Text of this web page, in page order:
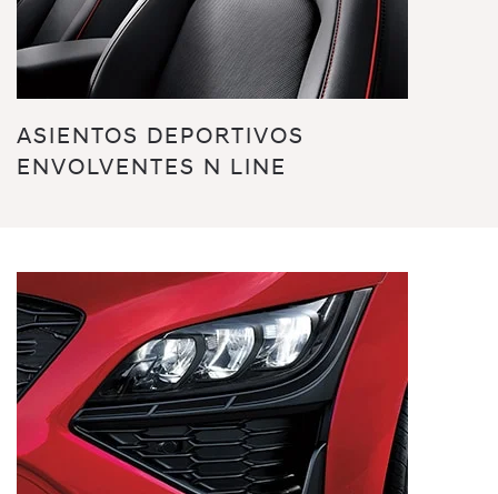
ASIENTOS DEPORTIVOS
ENVOLVENTES N LINE